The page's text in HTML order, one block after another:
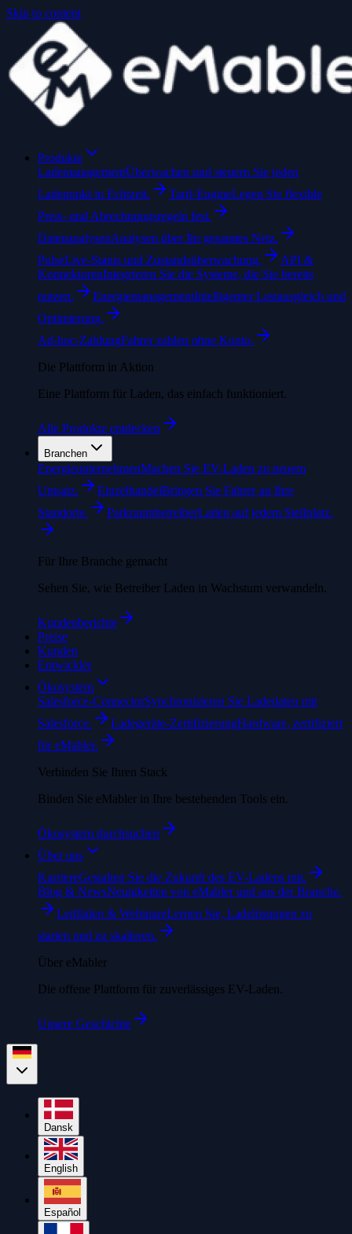
Skip to content
Produkte
LademanagementÜberwachen und steuern Sie jeden
Ladepunkt in Echtzeit.
Tarif-EngineLegen Sie flexible
Preis- und Abrechnungsregeln fest.
DatenanalysenAnalysen über Ihr gesamtes Netz.
PulseLive-Status und Zustandsüberwachung.
API &
KonnektorenIntegrieren Sie die Systeme, die Sie bereits
nutzen.
EnergiemanagementIntelligenter Lastausgleich und
Optimierung.
Ad-hoc-ZahlungFahrer zahlen ohne Konto.
Die Plattform in Aktion
Eine Plattform für Laden, das einfach funktioniert.
Alle Produkte entdecken
Branchen
EnergieunternehmenMachen Sie EV-Laden zu neuem
Umsatz.
EinzelhandelBringen Sie Fahrer an Ihre
Standorte.
ParkraumbetreiberLaden auf jedem Stellplatz.
Für Ihre Branche gemacht
Sehen Sie, wie Betreiber Laden in Wachstum verwandeln.
Kundenberichte
Preise
Kunden
Entwickler
Ökosystem
Salesforce-ConnectorSynchronisieren Sie Ladedaten mit
Salesforce.
Ladegeräte-ZertifizierungHardware, zertifiziert
für eMabler.
Verbinden Sie Ihren Stack
Binden Sie eMabler in Ihre bestehenden Tools ein.
Ökosystem durchsuchen
Über uns
KarriereGestalten Sie die Zukunft des EV-Ladens mit.
Blog & NewsNeuigkeiten von eMabler und aus der Branche.
Leitfäden & WebinareLernen Sie, Ladelösungen zu
starten und zu skalieren.
Über eMabler
Die offene Plattform für zuverlässiges EV-Laden.
Unsere Geschichte
Dansk
English
Español